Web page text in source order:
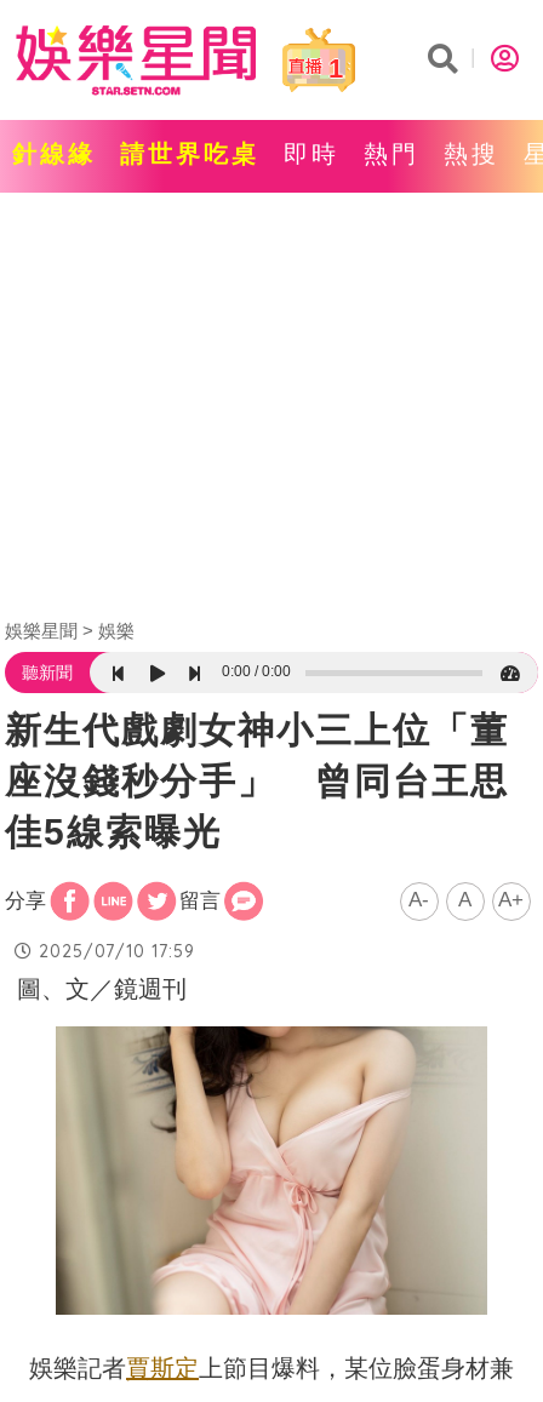
1
針線緣 請世界吃桌 即時 熱門 熱搜
娛樂星聞 娛樂
聽新聞 0:00 0:00
新生代戲劇女神小三上位「董
座沒錢秒分手」 曾同台王思
佳5線索曝光
分享 留言 A- A A+
2025/07/10 17:59
圖、文／鏡週刊
娛樂記者賈斯定 上節目爆料，某位臉蛋身材兼